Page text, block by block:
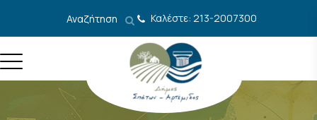
Αναζήτηση Καλέστε: 213-2007300